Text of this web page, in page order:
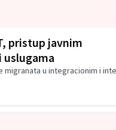
pristup javnim
migranata u integracionim i